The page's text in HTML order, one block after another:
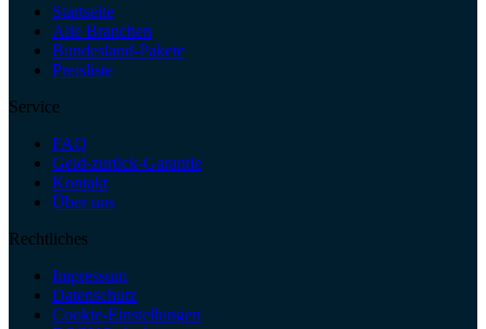
Startseite
Alle Branchen
Bundesland-Pakete
Preisliste
Service
FAQ
Geld-zurück-Garantie
Kontakt
Über uns
Rechtliches
Impressum
Datenschutz
Cookie-Einstellungen